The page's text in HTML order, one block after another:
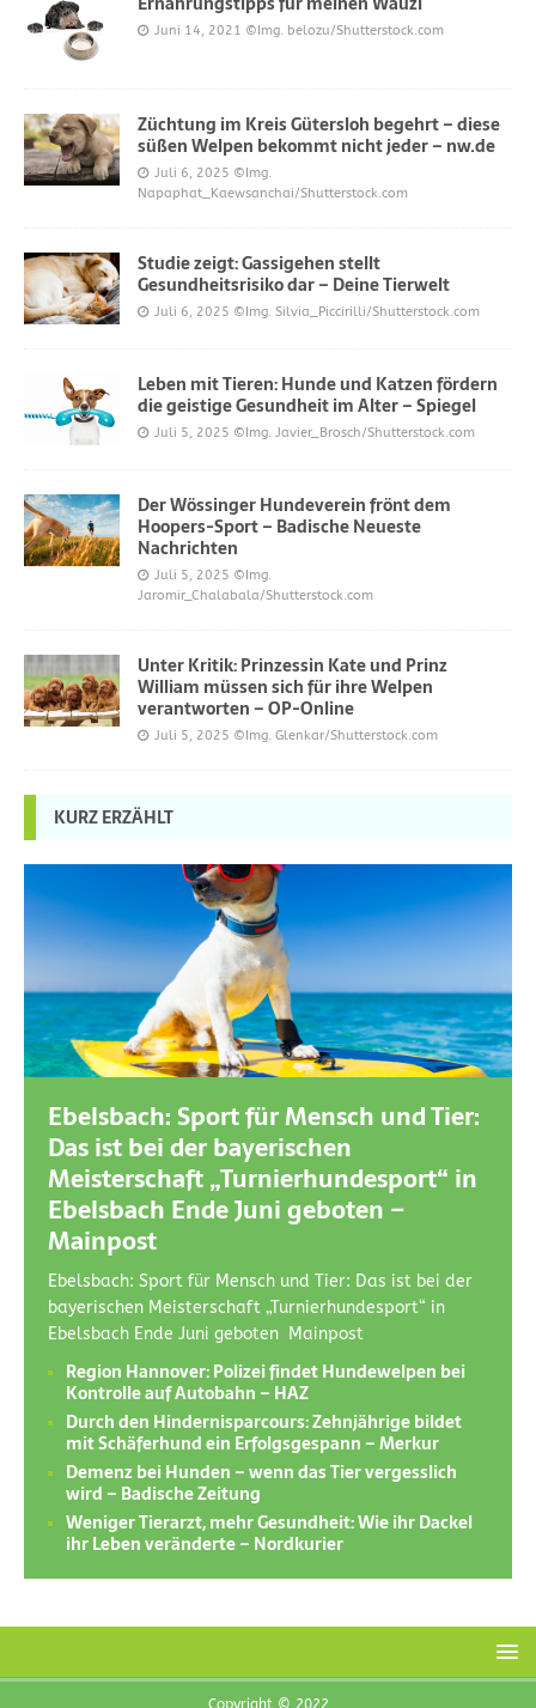
Juni 14, 2021 ©Img. belozu/Shutterstock.com
Züchtung im Kreis Gütersloh begehrt – diese
süßen Welpen bekommt nicht jeder – nw.de
Juli 6, 2025 ©Img.
Napaphat_Kaewsanchai/Shutterstock.com
Studie zeigt: Gassigehen stellt
Gesundheitsrisiko dar – Deine Tierwelt
Juli 6, 2025 ©Img. Silvia_Piccirilli/Shutterstock.com
Leben mit Tieren: Hunde und Katzen fördern
die geistige Gesundheit im Alter – Spiegel
Juli 5, 2025 ©Img. Javier_Brosch/Shutterstock.com
Der Wössinger Hundeverein frönt dem
Hoopers-Sport – Badische Neueste
Nachrichten
Juli 5, 2025 ©Img.
Jaromir_Chalabala/Shutterstock.com
Unter Kritik: Prinzessin Kate und Prinz
William müssen sich für ihre Welpen
verantworten – OP-Online
Juli 5, 2025 ©Img. Glenkar/Shutterstock.com
KURZ ERZÄHLT
Ebelsbach: Sport für Mensch und Tier:
Das ist bei der bayerischen
Meisterschaft „Turnierhundesport“ in
Ebelsbach Ende Juni geboten –
Mainpost
Ebelsbach: Sport für Mensch und Tier: Das ist bei der
bayerischen Meisterschaft „Turnierhundesport“ in
Ebelsbach Ende Juni geboten Mainpost
Region Hannover: Polizei findet Hundewelpen bei
Kontrolle auf Autobahn – HAZ
Durch den Hindernisparcours: Zehnjährige bildet
mit Schäferhund ein Erfolgsgespann – Merkur
Demenz bei Hunden – wenn das Tier vergesslich
wird – Badische Zeitung
Weniger Tierarzt, mehr Gesundheit: Wie ihr Dackel
ihr Leben veränderte – Nordkurier